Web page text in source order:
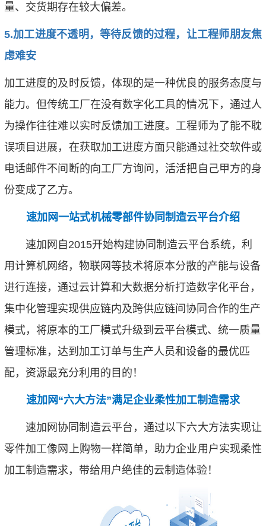
量、交货期存在较大偏差。
5.加工进度不透明，等待反馈的过程，让工程师朋友焦
虑难安
加工进度的及时反馈，体现的是一种优良的服务态度与
能力。但传统工厂在没有数字化工具的情况下，通过人
为操作往往难以实时反馈加工进度。工程师为了能不耽
误项目进展，在获取加工进度方面只能通过社交软件或
电话邮件不间断的向工厂方询问，活活把自己甲方的身
份变成了乙方。
速加网一站式机械零部件协同制造云平台介绍
速加网自2015开始构建协同制造云平台系统， 利
用计算机网络，物联网等技术将原本分散的产能与设备
进行连接，通过云计算和大数据分析打造数字化平台，
集中化管理实现供应链内及跨供应链间协同合作的生产
模式，将原本的工厂模式升级到云平台模式、统一质量
管理标准，达到加工订单与生产人员和设备的最优匹
配，资源最充分利用的目的！
速加网“六大方法”满足企业柔性加工制造需求
速加网协同制造云平台，通过以下六大方法实现让
零件加工像网上购物一样简单，助力企业用户实现柔性
加工制造需求，带给用户绝佳的云制造体验！